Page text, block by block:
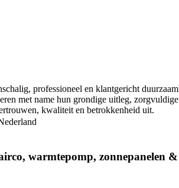
professioneel en klantgericht
met name hun grondige uitleg,
kwaliteit en betrokkenheid uit.
warmtepomp,